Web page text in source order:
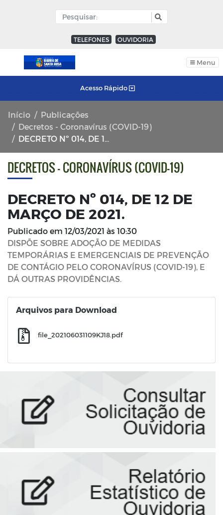
TELEFONES OUVIDORIA
Menu
Acesso Rápido
Início
Publicações
Decretos - Coronavírus (COVID-19)
DECRETO Nº 014, DE 12 DE MARÇO DE 2021.
DECRETOS - CORONAVÍRUS (COVID-19)
DECRETO Nº 014, DE 12 DE
MARÇO DE 2021.
Publicado em 12/03/2021 às 10:30
DISPÕE SOBRE ADOÇÃO DE MEDIDAS
TEMPORÁRIAS E EMERGENCIAIS DE PREVENÇÃO
DE CONTÁGIO PELO CORONAVÍRUS (COVID-19), E
DÁ OUTRAS PROVIDÊNCIAS.
Arquivos para Download
file_202106031109KJ18.pdf